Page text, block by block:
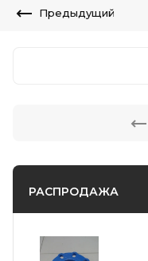
РАСПРОДАЖА
Предыдущий